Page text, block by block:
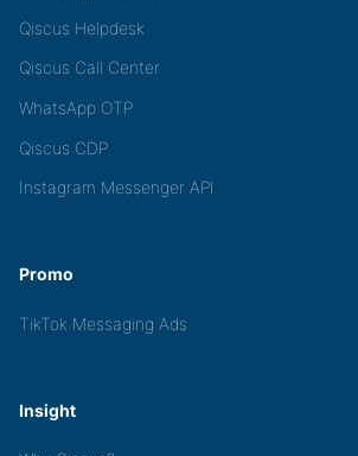
Qiscus Helpdesk
Qiscus Call Center
WhatsApp OTP
Qiscus CDP
Instagram Messenger API
Promo
TikTok Messaging Ads
Insight